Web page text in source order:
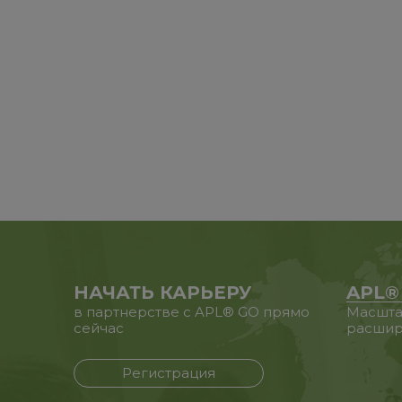
НАЧАТЬ КАРЬЕРУ
в партнерстве с APL® GO прямо
сейчас
Регистрация